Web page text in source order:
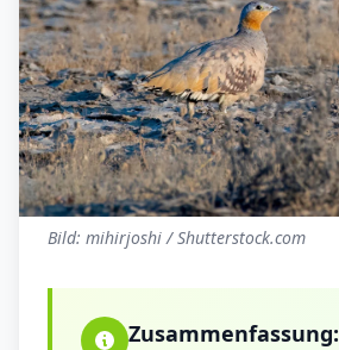
Bild: mihirjoshi / Shutterstock.com
Zusammenfassung: